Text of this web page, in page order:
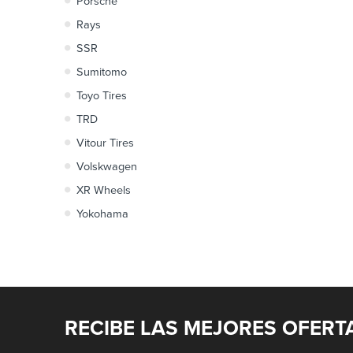
Rays
SSR
Sumitomo
Toyo Tires
TRD
Vitour Tires
Volskwagen
XR Wheels
Yokohama
RECIBE LAS MEJORES